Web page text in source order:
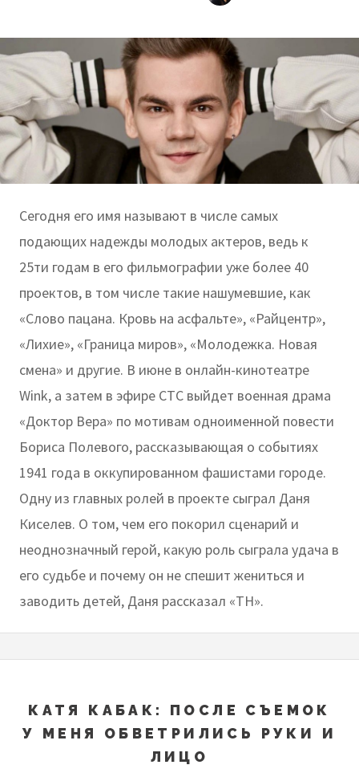
Сегодня его имя называют в числе самых
подающих надежды молодых актеров, ведь к
25ти годам в его фильмографии уже более 40
проектов, в том числе такие нашумевшие, как
«Слово пацана. Кровь на асфальте», «Райцентр»,
«Лихие», «Граница миров», «Молодежка. Новая
смена» и другие. В июне в онлайн-кинотеатре
Wink, а затем в эфире СТС выйдет военная драма
«Доктор Вера» по мотивам одноименной повести
Бориса Полевого, рассказывающая о событиях
1941 года в оккупированном фашистами городе.
Одну из главных ролей в проекте сыграл Даня
Киселев. О том, чем его покорил сценарий и
неоднозначный герой, какую роль сыграла удача в
его судьбе и почему он не спешит жениться и
заводить детей, Даня рассказал «ТН».
КАТЯ КАБАК: ПОСЛЕ СЪЕМОК
У МЕНЯ ОБВЕТРИЛИСЬ РУКИ И
ЛИЦО